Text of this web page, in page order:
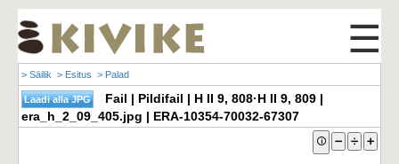
☰
> Säilik > Esitus > Palad
Fail | Pildifail | H II 9, 808·H II 9, 809 |
era_h_2_09_405.jpg | ERA-10354-70032-67307